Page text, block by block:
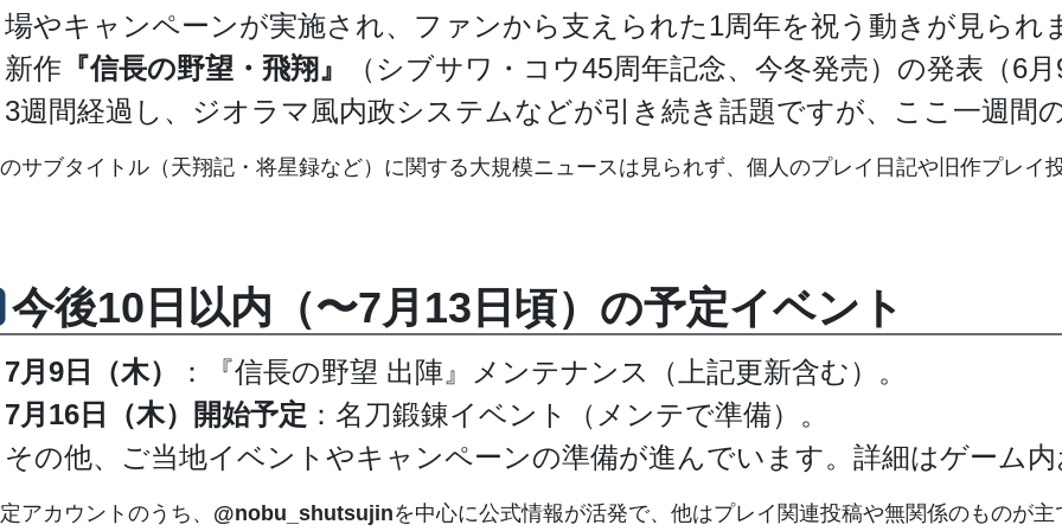
場やキャンペーンが実施され、ファンから支えられた1周年を祝う動きが見られ
新作 『信長の野望・飛翔』
（シブサワ・コウ45周年記念、今冬発売）の発表（6
3週間経過し、ジオラマ風内政システムなどが引き続き話題ですが、ここ一週間
サブタイトル（天翔記・将星録など）に関する大規模ニュースは見られず、個人のプレイ日記や旧作プレイ
今後10日以内（〜7月13日頃）の予定イベント
7月9日（木）
：『信長の野望 出陣』メンテナンス（上記更新含む）。
7月16日（木）開始予定 ：名刀鍛錬イベント（メンテで準備）。
その他、ご当地イベントやキャンペーンの準備が進んでいます。詳細はゲーム
アカウントのうち、 @nobu_shutsujinを中心に公式情報が活発で、他はプレイ関連投稿や無関係のものが